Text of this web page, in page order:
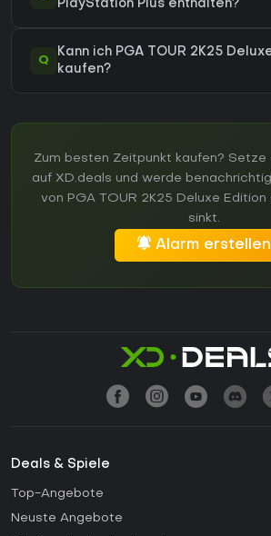
PlayStation Plus enthalten?
Q
Kann ich PGA TOUR 2K25
kaufen?
Zum besten Zeitpunkt kaufen? Setze
auf XD.deals und werde
von PGA TOUR 2K25 Deluxe
sinkt.
Alarm erstellen
Deals & Spiele
Top-Angebote
Neuste Angebote